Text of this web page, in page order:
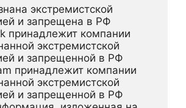
экстремистской
и запрещена в РФ
принадлежит компании
экстремистской
и запрещенной в РФ
принадлежит компании
экстремистской
и запрещенной в РФ